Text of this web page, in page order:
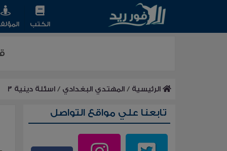
الكتب
الرئيسية /المهتدي البغدادي /اسئلة دينية ٣
تابعنا علي مواقع التواصل